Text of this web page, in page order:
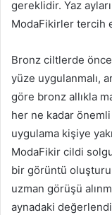
gereklidir. Yaz
ModaFikirler tercih
Bronz ciltlerde
yüze uygulanmalı,
göre bronz allıkla
her ne kadar
uygulama kişiye
ModaFikir cildi
bir görüntü
uzman görüşü
aynadaki